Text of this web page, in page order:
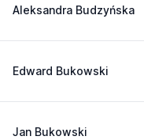
Aleksandra Budzyńska
Edward Bukowski
Jan Bukowski